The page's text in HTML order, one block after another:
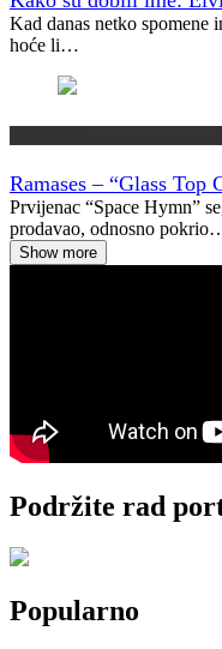
Kad danas netko spomene
hoće li…
Ramases – “Glass Top
Prvijenac “Space Hymn”
prodavao, odnosno
Show more
Podržite rad
Popularno